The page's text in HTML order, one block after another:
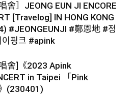
會］JEONG EUN JI ENCORE
[Travelog] IN HONG KONG
#JEONGEUNJI #鄭恩地 #정
이핑크 #apink
會]《2023 Apink
in Taipei 「Pink
(230401)